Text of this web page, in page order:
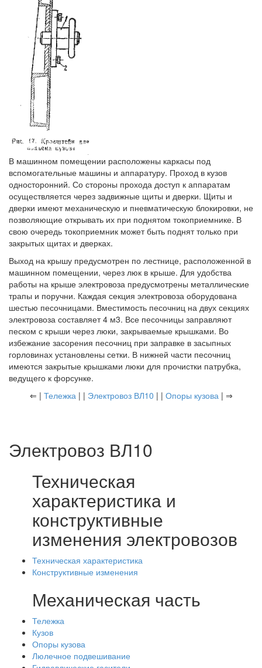
В машинном помещении расположены каркасы под
вспомогательные машины и аппаратуру. Проход в кузов
односторонний. Со стороны прохода доступ к аппаратам
осуществляется через задвижные щиты и дверки. Щиты и
дверки имеют механическую и пневматическую блокировки, не
позволяющие открывать их при поднятом токоприемнике. В
свою очередь токоприемник может быть поднят только при
закрытых щитах и дверках.
Выход на крышу предусмотрен по лестнице, расположенной в
машинном помещении, через люк в крыше. Для удобства
работы на крыше электровоза предусмотрены металлические
трапы и поручни. Каждая секция электровоза оборудована
шестью песочницами. Вместимость песочниц на двух секциях
электровоза составляет 4 м3. Все песочницы заправляют
песком с крыши через люки, закрываемые крышками. Во
избежание засорения песочниц при заправке в засыпных
горловинах установлены сетки. В нижней части песочниц
имеются закрытые крышками люки для прочистки патрубка,
ведущего к форсунке.
⇐ | Тележка | | Электровоз ВЛ10 | | Опоры кузова | ⇒
Электровоз ВЛ10
Техническая
характеристика и
конструктивные
изменения электровозов
Техническая характеристика
Конструктивные изменения
Механическая часть
Тележка
Кузов
Опоры кузова
Люлечное подвешивание